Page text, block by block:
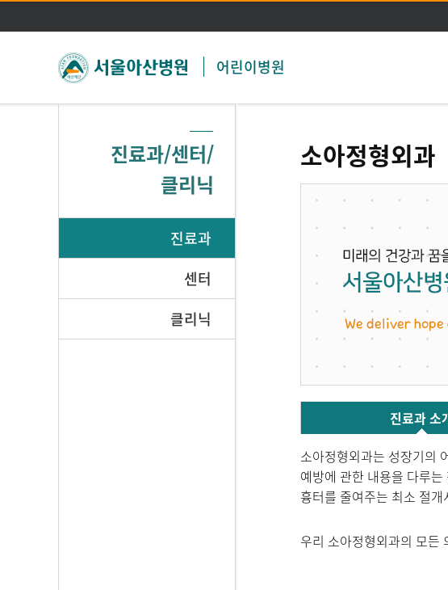
어린이병원
진료과/센터/
클리닉
진료과
센터
클리닉
소아정형외과
진료과 소
소아정형외과는 성장기의
예방에 관한 내용을 다루
흉터를 줄여주는 최소 절
우리 소아정형외과의 모든